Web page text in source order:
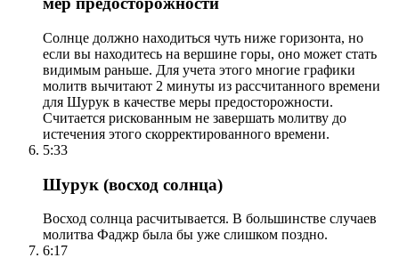
Солнце должно находиться чуть ниже горизонта, но
если вы находитесь на вершине горы, оно может стать
видимым раньше. Для учета этого многие графики
молитв вычитают 2 минуты из рассчитанного времени
для Шурук в качестве меры предосторожности.
Считается рискованным не завершать молитву до
истечения этого скорректированного времени.
5:33
Шурук (восход солнца)
Восход солнца расчитывается. В большинстве случаев
молитва Фаджр была бы уже слишком поздно.
6:17